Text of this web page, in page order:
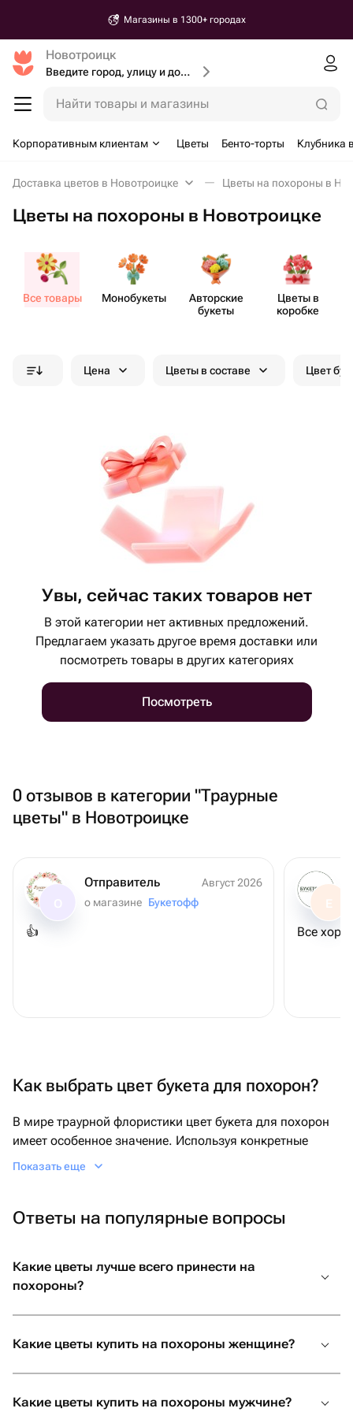
Магазины в 1300+ городах
Новотроицк
Введите город, улицу и дом доставки
Найти товары и магазины
Корпоративным клиентам Цветы Бенто-торты Клубника
Доставка цветов в Новотроицке Цветы на похороны в
Цветы на похороны в Новотроицке
Все товары Моно​букеты
Авторские
букеты
Цветы в
коробке
Цена Цветы в составе Цвет
Увы, сейчас таких товаров нет
В этой категории нет активных предложений.
Предлагаем указать другое время доставки или
посмотреть товары в других категориях
Посмотреть
0 отзывов в категории "Траурные
цветы" в Новотроицке
Отправитель
Август 2026
о магазине Букетофф
👍
Е
Все
Как выбрать цвет букета для похорон?
В мире траурной флористики цвет букета для похорон
имеет особенное значение. Используя конкретные
оттенки в сочетании с разными видами цветов, можно
найти безупречную композицию в Новотроицке.
выбор. Они выражают невинность, чистоту и мир, а
также помогают выразить глубокую скорбь. Чаще
сильную любовь и тесную кровную связь. Как символы
красные розы и гвоздики.
Показать еще
Ответы на популярные вопросы
Какие цветы лучше всего принести на
похороны?
Какие цветы купить на похороны женщине?
Какие цветы купить на похороны мужчине?